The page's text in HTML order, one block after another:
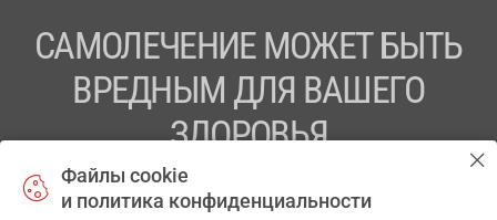
САМОЛЕЧЕНИЕ МОЖЕТ БЫТЬ
ВРЕДНЫМ ДЛЯ ВАШЕГО
ЗДОРОВЬЯ
ПЕРЕД ПРИМЕНЕНИЕМ ПРЕПАРАТА
ПРОКОНСУЛЬТИРУЙТЕСЬ С ВРАЧОМ
Файлы cookie
и политика конфиденциальности